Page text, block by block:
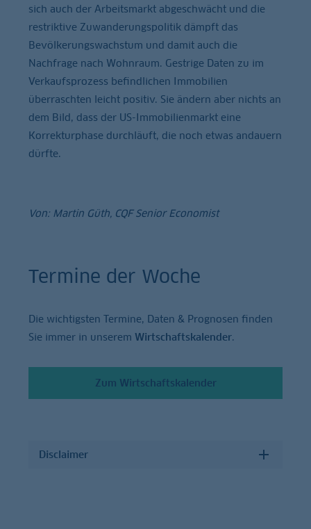
sich auch der Arbeitsmarkt abgeschwächt und die
restriktive Zuwanderungspolitik dämpft das
Bevölkerungswachstum und damit auch die
Nachfrage nach Wohnraum. Gestrige Daten zu im
Verkaufsprozess befindlichen Immobilien
überraschten leicht positiv. Sie ändern aber nichts an
dem Bild, dass der US-Immobilienmarkt eine
Korrekturphase durchläuft, die noch etwas andauern
dürfte.
Von: Martin Güth, CQF Senior Economist
Termine der Woche
Die wichtigsten Termine, Daten & Prognosen finden
Sie immer in unserem Wirtschaftskalender.
Zum Wirtschaftskalender
Disclaimer